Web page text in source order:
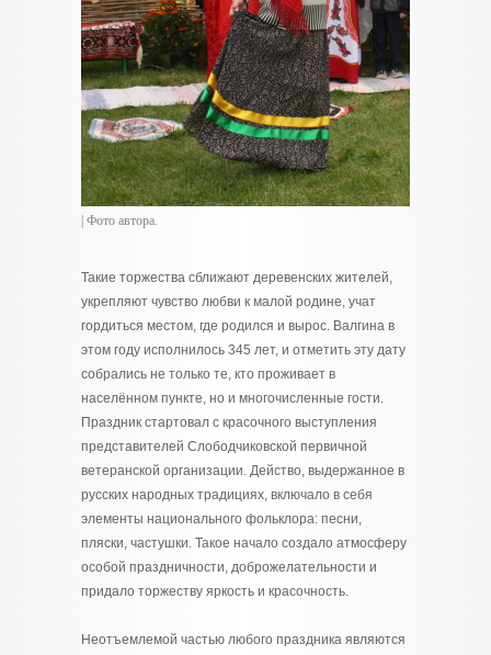
| Фото автора.
Такие торжества сближают деревенских жителей,
укрепляют чувство любви к малой родине, учат
гордиться местом, где родился и вырос. Валгина в
этом году исполнилось 345 лет, и отметить эту дату
собрались не только те, кто проживает в
населённом пункте, но и многочисленные гости.
Праздник стартовал с красочного выступления
представителей Слободчиковской первичной
ветеранской организации. Действо, выдержанное в
русских народных традициях, включало в себя
элементы национального фольклора: песни,
пляски, частушки. Такое начало создало атмосферу
особой праздничности, доброжелательности и
придало торжеству яркость и красочность.
Неотъемлемой частью любого праздника являются